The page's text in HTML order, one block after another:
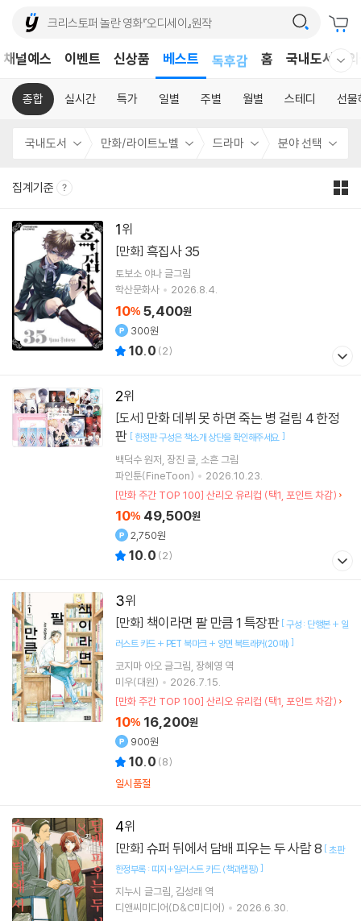
채널예스 이벤트 신상품 베스트
독후감
홈 국내도서
종합 실시간 특가 일별 주별 월별 스테디 선물
국내도서 만화/라이트노벨 드라마 분야 선택
집계기준
1
[만화] 흑집사 35
토보소 야나글그림
학산문화사
2026.8.4.
10% 5,400원
300원
10.0 (2)
2
[도서]
판 [ 한정판 구성은 책소개 상단을 확인해주세요. ]
백덕수원저 장진 글 소흔그림
파인툰(FineToon)
2026.10.23.
[만화 주간 TOP 100] 산리오 유리컵 (택1, 포인트 차감)
10% 49,500원
2,750원
10.0 (2)
3
[만화] 책이라면 팔 만큼 1 특장판 [구성 : 단행본 + 일
러스트 카드 + PET 북마크 + 양면 북트래커(20매) ]
코지마 아오 글그림 장혜영 역
미우(대원)
2026.7.15.
[만화 주간 TOP 100] 산리오 유리컵 (택1, 포인트 차감)
10% 16,200원
900원
10.0 (8)
일시품절
4
[만화] 슈퍼 뒤에서 담배 피우는 두 사람 8 [초판
한정부록 : 띠지+일러스트 카드 (책과랩핑) ]
지누시 글그림 김성래 역
디앤씨미디어(D&C미디어)
2026.6.30.